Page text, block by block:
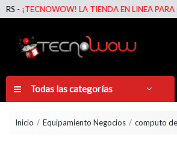
LA TIENDA EN LINEA PARA
Todas las categorías
Inicio Equipamiento Negocios computo